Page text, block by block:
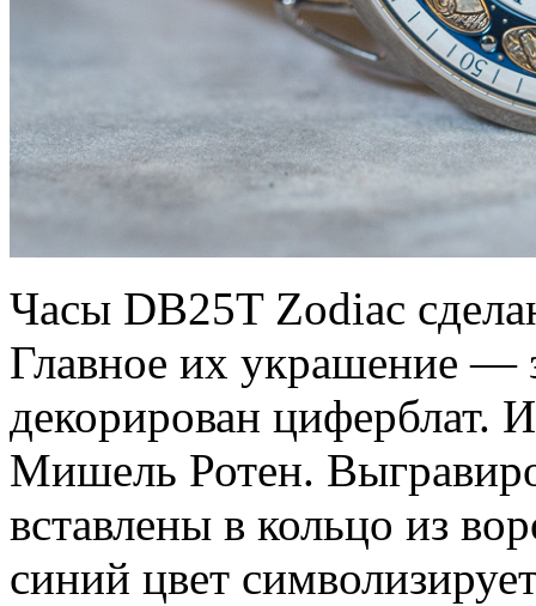
Часы DB25T Zodiac
Главное их украшение —
декорирован циферблат.
Мишель Ротен.
вставлены в кольцо из
синий цвет